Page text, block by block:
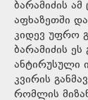
ბარამიძის
აფხაზეთში
კიდევ უფრო
ბარამიძის
ანტირუსული
კვირის
რომლის